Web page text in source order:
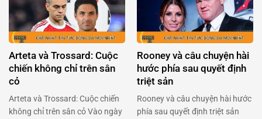
Arteta và Trossard: Cuộc
chiến không chỉ trên sân
cỏ
Arteta và Trossard: Cuộc chiến
không chỉ trên sân cỏ Vào ngày
Rooney và câu chuyện hài
hước phía sau quyết định
triệt sản
Rooney và câu chuyện hài hước
phía sau quyết định triệt sản